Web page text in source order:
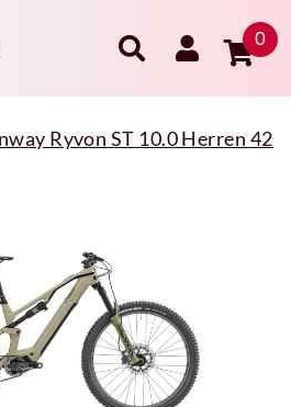
0
Ryvon ST 10.0 Herren 42